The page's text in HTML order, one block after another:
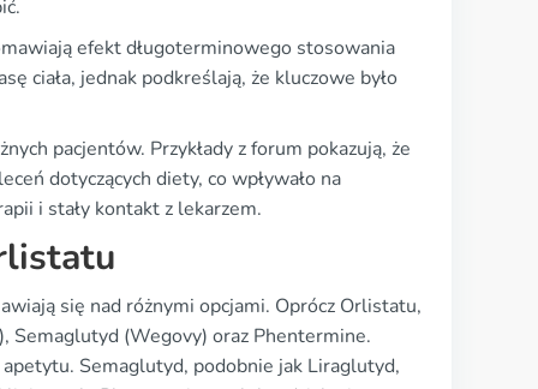
efekt długoterminowego stosowania
ciała, jednak podkreślają, że kluczowe było
pacjentów. Przykłady z forum pokazują, że
dotyczących diety, co wpływało na
i stały kontakt z lekarzem.
się nad różnymi opcjami. Oprócz Orlistatu,
Semaglutyd (Wegovy) oraz Phentermine.
Semaglutyd, podobnie jak Liraglutyd,